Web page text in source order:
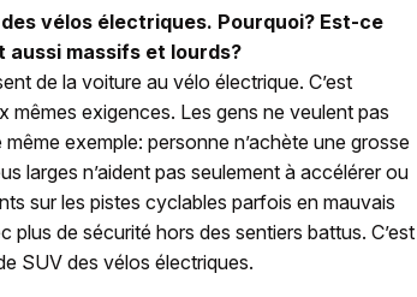
vélos électriques. Pourquoi? Est-ce
aussi massifs et lourds?
de la voiture au vélo électrique. C’est
exigences. Les gens ne veulent pas
exemple: personne n’achète une grosse
larges n’aident pas seulement à accélérer ou
sur les pistes cyclables parfois en mauvais
plus de sécurité hors des sentiers battus. C’est
SUV des vélos électriques.